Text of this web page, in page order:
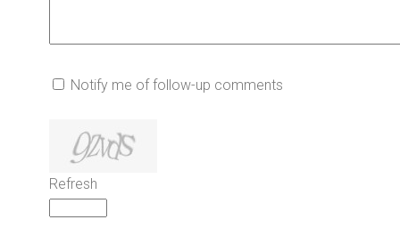
Notify me of follow-up comments
Refresh